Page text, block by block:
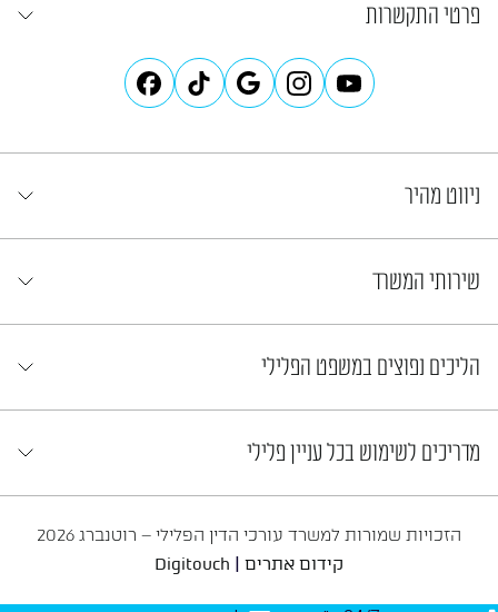
פרטי התקשרות
ניווט מהיר
שירותי המשרד
הליכים נפוצים במשפט הפלילי
מדריכים לשימוש בכל עניין פלילי
הזכויות שמורות למשרד עורכי הדין הפלילי – רוטנברג 2026
קידום אתרים |
Digitouch